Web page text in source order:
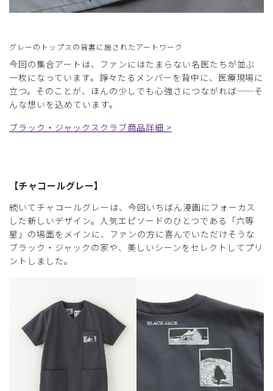
グレーのトップスの背裏に施されたアートワーク
今回の集合アートは、ファンにはたまらない名医たちが並ぶ
一枚になっています。錚々たるメンバーを背中に、医療現場に
立つ。そのことが、ほんの少しでも心強さにつながれば——そ
んな想いを込めています。
ブラック・ジャックスクラブ商品詳細 >
【チャコールグレー】
続いてチャコールグレーは、今回いちばん漫画にフォーカス
した新しいデザイン。人気エピソードのひとつである「六等
星」の場面をメインに、ファンの方に喜んでいただけそうな
ブラック・ジャックの家や、美しいシーンをセレクトしてプリ
ントしました。